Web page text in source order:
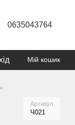
0635043764
Мій кошик
Артикул
Ч021